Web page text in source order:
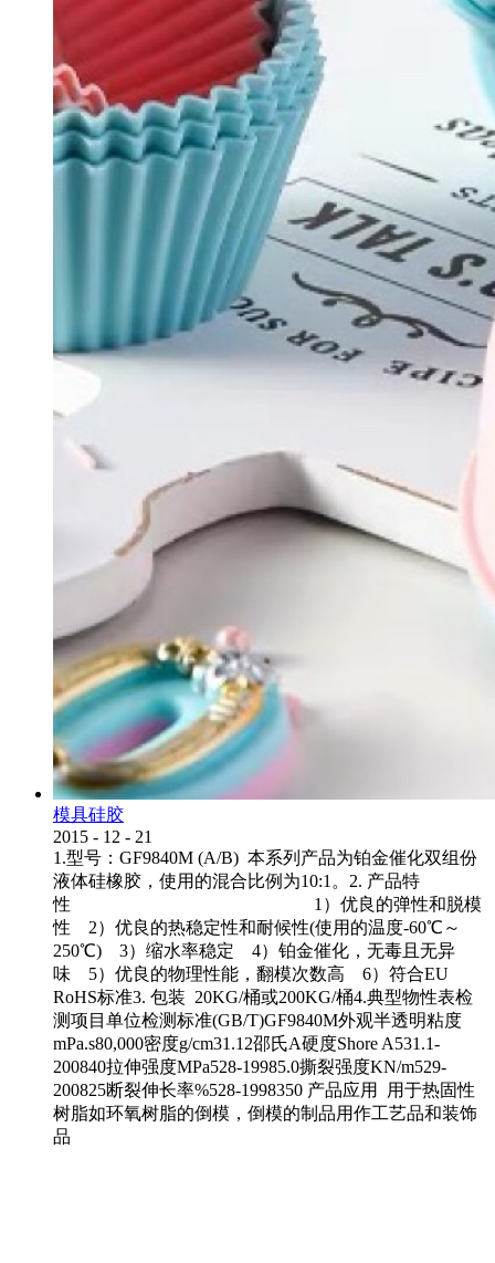
模具硅胶
2015 - 12 - 21
1.型号：GF9840M (A/B) 本系列产品为铂金催化双组份
液体硅橡胶，使用的混合比例为10:1。2. 产品特
性 1）优良的弹性和脱模
性 2）优良的热稳定性和耐候性(使用的温度-60℃～
250℃) 3）缩水率稳定 4）铂金催化，无毒且无异
味 5）优良的物理性能，翻模次数高 6）符合EU
RoHS标准3. 包装 20KG/桶或200KG/桶4.典型物性表检
测项目单位检测标准(GB/T)GF9840M外观半透明粘度
mPa.s80,000密度g/cm31.12邵氏A硬度Shore A531.1-
200840拉伸强度MPa528-19985.0撕裂强度KN/m529-
200825断裂伸长率%528-1998350 产品应用 用于热固性
树脂如环氧树脂的倒模，倒模的制品用作工艺品和装饰
品